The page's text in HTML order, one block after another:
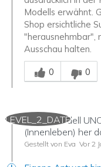
Modells erwähnt.
Shop ersichtliche
"herausnehmbar",
Ausschau halten.
Mitarbeiter-
0
0
LEVEL_2_DATE
Ist das Modell
(Innenleben) her
Gestellt von Eva Vor 2